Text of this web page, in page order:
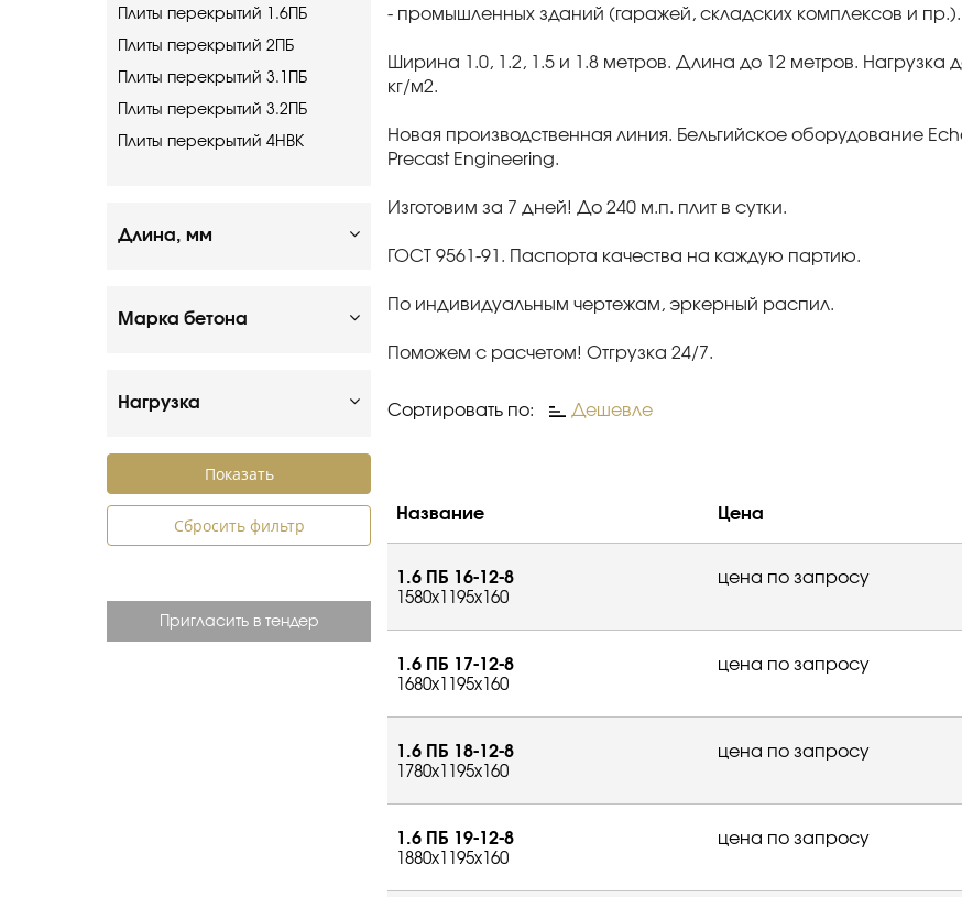
Плиты перекрытий 1.6ПБ
Плиты перекрытий 2ПБ
Плиты перекрытий 3.1ПБ
Плиты перекрытий 3.2ПБ
Плиты перекрытий 4НВК
Длина, мм
Марка бетона
Нагрузка
Сбросить фильтр
Пригласить в тендер
- промышленных зданий (гаражей, складских комплексов и пр.).
Ширина 1.0, 1.2, 1.5 и 1.8 метров. Длина до 12 метров. Нагрузка
кг/м2.
Новая производственная линия. Бельгийское оборудование
Precast Engineering.
Изготовим за 7 дней! До 240 м.п. плит в сутки.
ГОСТ 9561-91. Паспорта качества на каждую партию.
По индивидуальным чертежам, эркерный распил.
Поможем с расчетом! Отгрузка 24/7.
Сортировать по: Дешевле
Название Цена
1.6 ПБ 16-12-8
1580x1195x160
цена по запросу
1.6 ПБ 17-12-8
1680x1195x160
цена по запросу
1.6 ПБ 18-12-8
1780x1195x160
цена по запросу
1.6 ПБ 19-12-8
1880x1195x160
цена по запросу